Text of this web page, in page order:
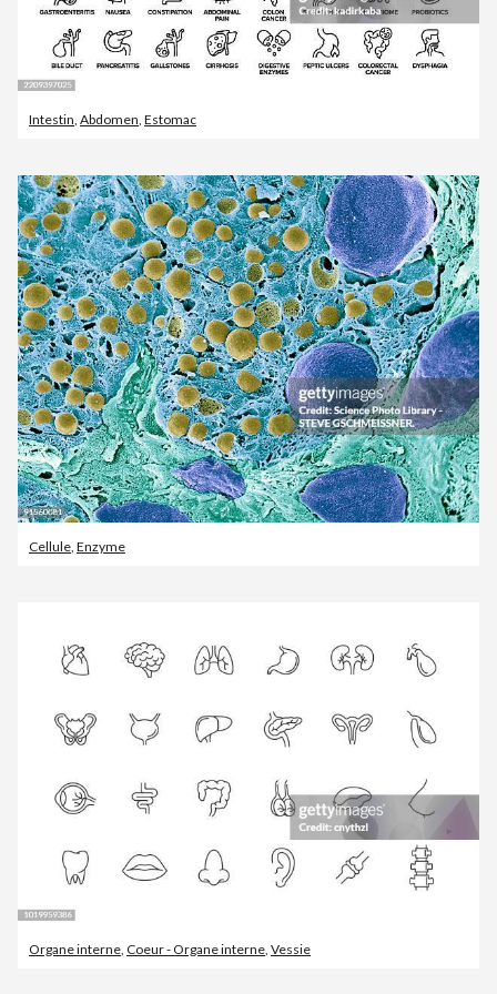
Intestin Abdomen Estomac
Cellule Enzyme
Organe interne Coeur - Organe interne Vessie